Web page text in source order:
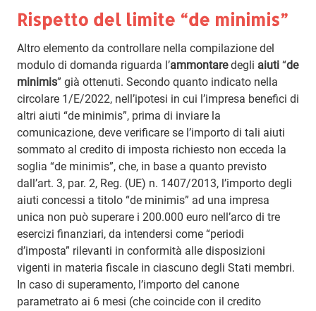
Rispetto del limite “de minimis”
Altro elemento da controllare nella compilazione del
modulo di domanda riguarda l’ammontaredegli aiuti “de
minimis” già ottenuti. Secondo quanto indicato nella
circolare 1/E/2022, nell’ipotesi in cui l’impresa benefici di
altri aiuti “de minimis”, prima di inviare la
comunicazione, deve verificare se l’importo di tali aiuti
sommato al credito di imposta richiesto non ecceda la
soglia “de minimis”, che, in base a quanto previsto
dall’art. 3, par. 2, Reg. (UE) n. 1407/2013, l’importo degli
aiuti concessi a titolo “de minimis” ad una impresa
unica non può superare i 200.000 euro nell’arco di tre
esercizi finanziari, da intendersi come “periodi
d’imposta” rilevanti in conformità alle disposizioni
vigenti in materia fiscale in ciascuno degli Stati membri.
In caso di superamento, l’importo del canone
parametrato ai 6 mesi (che coincide con il credito